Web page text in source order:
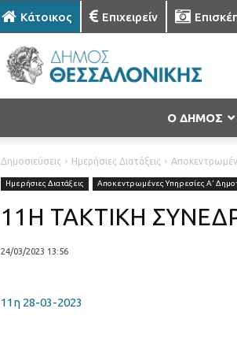
Κάτοικος Επιχειρείν
Ο ΔΗΜΟΣ
Δημοσιεύσεις Ημερήσιες Διατάξεις
Ημερήσιες Διατάξεις Αποκεντρωμένες Υπηρεσίες Α'
11Η ΤΑΚΤΙΚΗ
24/03/2023 13:56
11η 28-03-2023